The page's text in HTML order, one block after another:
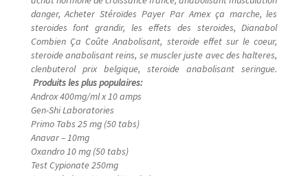
danger, Acheter Stéroïdes Payer Par Amex ça marche, les
steroides font grandir, les effets des steroides, Dianabol
Combien Ça Coûte Anabolisant, steroide effet sur le coeur,
steroide anabolisant reins, se muscler juste avec des halteres,
clenbuterol prix belgique, steroide anabolisant seringue.
Produits les plus populaires:
Androx 400mg/ml x 10 amps
Gen-Shi Laboratories
Primo Tabs 25 mg (50 tabs)
Anavar – 10mg
Oxandro 10 mg (50 tabs)
Test Cypionate 250mg